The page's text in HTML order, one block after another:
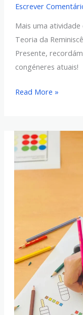
Escrever
Mais uma
Teoria da
Presente,
congéneres atuais!
Reminiscência
Read More »